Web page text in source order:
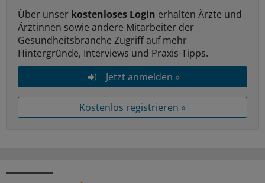
Über unser kostenloses Login erhalten Ärzte und
Ärztinnen sowie andere Mitarbeiter der
Gesundheitsbranche Zugriff auf mehr
Hintergründe, Interviews und Praxis-Tipps.
Jetzt anmelden »
Kostenlos registrieren »